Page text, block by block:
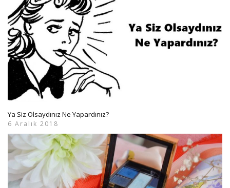
Ya Siz Olsaydınız Ne Yapardınız?
6 Aralık 2018